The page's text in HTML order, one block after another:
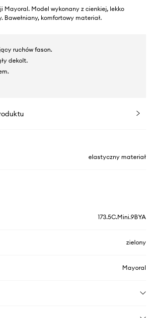
Mayoral. Model wykonany z cienkiej, lekko
Bawełniany, komfortowy materiał.
ruchów fason.
dekolt.
elastyczny materiał
173.5C.Mini.9BYA
zielony
Mayoral